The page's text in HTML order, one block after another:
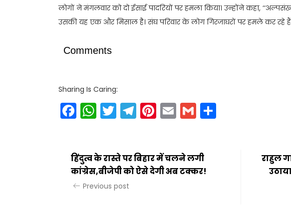
लोगों ने मंगलवार को दो ईसाई पादरियों पर हमला किया। उन्होंने कहा,
उसकी यह एक और मिसाल है। संघ परिवार के लोग गिरजाघरों पर हमले कर रहे हैं।
Comments
Sharing Is Caring:
Facebook
WhatsApp
Twitter
Telegram
Pinterest
EmailGmail
हिंदुत्व के रास्ते पर बिहार में चलने लगी
कांग्रेस,बीजेपी को ऐसे देगी अब टक्कर!
Previous post
राहुल